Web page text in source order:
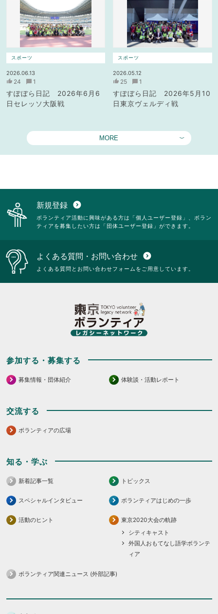
スポーツ
2026.06.13
24 1
すぽぼら日記 2026年6月6
日セレッソ大阪戦
スポーツ
2026.05.12
25 1
すぽぼら日記 2026年5月10
日東京ヴェルディ戦
MORE
新規登録 expand_circle_down
ボランティア活動に興味がある方は「個人ユーザー登録」、ボラン
ティアを募集したい方は「団体ユーザー登録」ができます。
よくある質問・お問い合わせ expand_circle_down
よくある質問とお問い合わせフォームをご用意しています。
参加する・募集する
募集情報・団体紹介 体験談・活動レポート
交流する
ボランティアの広場
知る・学ぶ
新着記事一覧 トピックス
スペシャルインタビュー ボランティアはじめの一歩
活動のヒント
東京2020大会の軌跡
シティキャスト
外国人おもてなし語学ボランテ
ィア
ボランティア関連ニュース (外部記事)